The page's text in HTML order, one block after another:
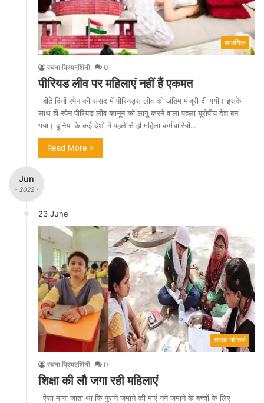
सामयिक
रचना प्रियदर्शिनी 0
पीरियड लीव पर महिलाएं नहीं हैं एकमत
बीते दिनों स्पेन की संसद में पीरियड्स लीव को अंतिम मंजूरी दी गयी। इसके
साथ ही स्पेन पीरियड लीव कानून को लागू करने वाला पहला यूरोपीय देश बन
गया। दुनिया के कई देशों में पहले से ही महिला कर्मचारियों…
Read More »
Jun
- 2022 -
23 June
चरखा फीचर्स
रचना प्रियदर्शिनी 0
शिक्षा की लौ जगा रही महिलाएं
ऐसा माना जाता था कि पुराने जमाने की माएं नये जमाने के बच्चों के लिए